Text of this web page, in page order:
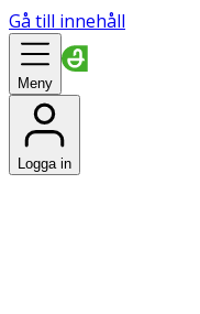
Gå till innehåll
Meny
Logga in